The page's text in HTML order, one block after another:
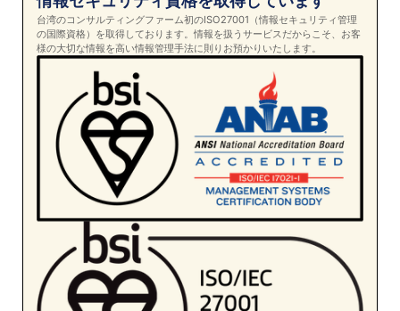
台湾のコンサルティングファーム初のISO27001（情報セキュリティ管理
の国際資格）を取得しております。情報を扱うサービスだからこそ、お客
様の大切な情報を高い情報管理手法に則りお預かりいたします。